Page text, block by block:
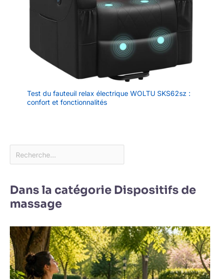
Test du fauteuil relax électrique WOLTU SKS62sz :
confort et fonctionnalités
Dans la catégorie Dispositifs de
massage